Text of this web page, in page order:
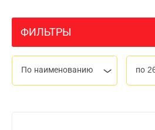
ФИЛЬТРЫ
По наименованию по